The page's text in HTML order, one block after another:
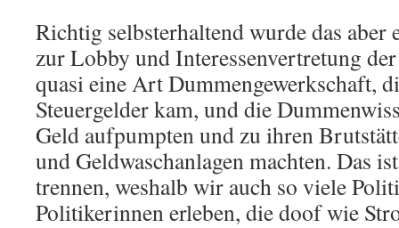
Richtig selbsterhaltend wurde das aber
zur Lobby und Interessenvertretung
quasi eine Art Dummengewerkschaft,
Steuergelder kam, und die
Geld aufpumpten und zu ihren
und Geldwaschanlagen machten. Das
trennen, weshalb wir auch so viele
Politikerinnen erleben, die doof wie